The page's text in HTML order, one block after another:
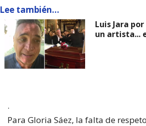
Lee también...
Luis Jara
un artista...
.
Para Gloria Sáez, la falta de